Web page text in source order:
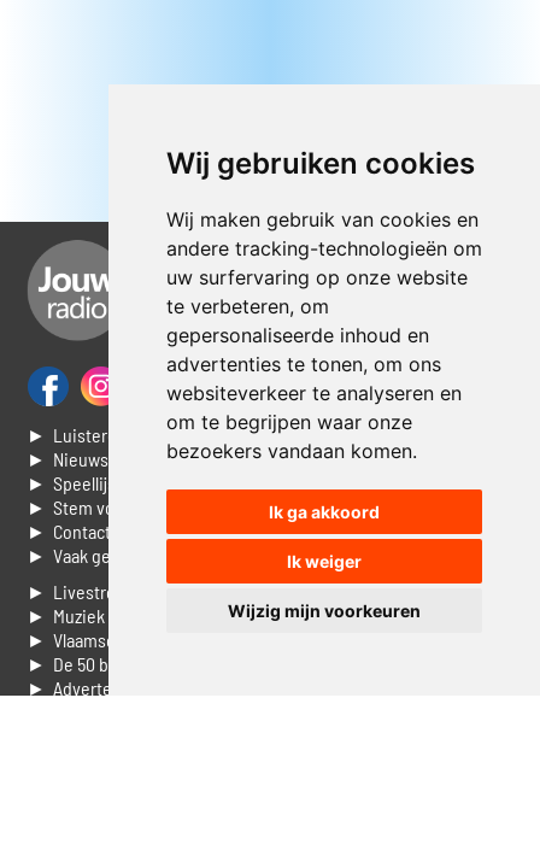
Wij gebruiken cookies
Wij maken gebruik van cookies en
andere tracking-technologieën om
uw surfervaring op onze website
te verbeteren, om
gepersonaliseerde inhoud en
advertenties te tonen, om ons
websiteverkeer te analyseren en
om te begrijpen waar onze
bezoekers vandaan komen.
Ik ga akkoord
Ik weiger
Wijzig mijn voorkeuren
► Luisteren naar Jouwradio
► Nieuws
► Speellijst
► Stem voor de Dag top 3
► Contacteer ons
► Vaak gestelde vragen
► Livestream informatie
► Muziek opzoeken
► Vlaamse 100 Aller tijden
► De 50 beste van...
► Adverteren op Jouwradio